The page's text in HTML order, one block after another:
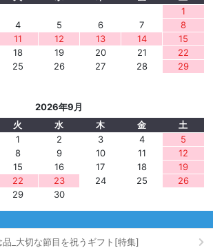
1
4 5 6 7
8
11 12 13 14
15
18 19 20 21
22
25 26 27 28
29
2026年9月
火 水 木 金
土
1
2 3 4
5
8 9 10 11
12
15 16 17 18
19
22 23 24 25
26
29 30
_大切な節目を祝うギフト[特集]